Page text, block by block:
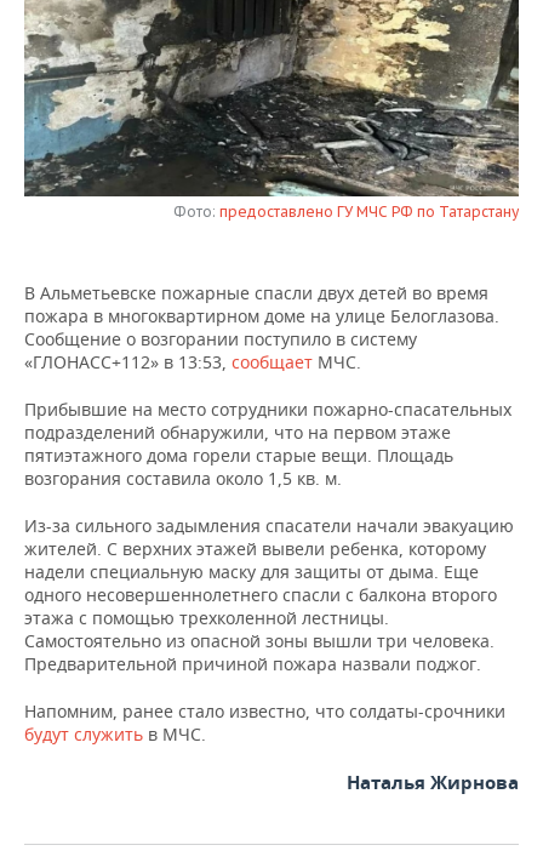
НЕФТЕХИМИЯ
НЕФТЬ
ОПК
ЭНЕРГЕТИКА
РОЗНИЧНАЯ ТОРГОВЛЯ
ТРАНСПОРТ
УСЛУГИ
НОВОСТИ ТЕХНОЛОГИЙ
IT
МЕДИА
ТЕЛЕКОММУНИКАЦИИ
МЕРОПРИЯТИЯ
НОВОСТИ МЕРОПРИЯТИЙ
ВЫЕЗДНАЯ РЕДАКЦИЯ
БИЗНЕС-БРАНЧИ
ОТКРЫТАЯ ЛЕКЦИЯ
СПОРТ
НОВОСТИ СПОРТА
БАСКЕТБОЛ
КИБЕРСПОРТ
ФИГУРНОЕ КАТАНИЕ
ВОДНЫЕ ВИДЫ СПОРТА
ХОККЕЙ С МЯЧОМ
ОБЩЕСТВО
НОВОСТИ ОБЩЕСТВА
ИНФРАСТРУКТУРА
КУЛЬТУРА
МЕДИЦИНА
ОБРАЗОВАНИЕ
ПРОИСШЕСТВИЯ
СПРАВОЧНИК
СПИСОК КОМПАНИЙ
Фото: предоставлено ГУ МЧС РФ по Татарстану
В Альметьевске пожарные спасли двух детей во время
пожара в многоквартирном доме на улице Белоглазова.
Сообщение о возгорании поступило в систему
«ГЛОНАСС+112» в 13:53, сообщает МЧС.
Прибывшие на место сотрудники пожарно-спасательных
подразделений обнаружили, что на первом этаже
пятиэтажного дома горели старые вещи. Площадь
возгорания составила около 1,5 кв. м.
Из-за сильного задымления спасатели начали эвакуацию
жителей. С верхних этажей вывели ребенка, которому
надели специальную маску для защиты от дыма. Еще
одного несовершеннолетнего спасли с балкона второго
этажа с помощью трехколенной лестницы.
Самостоятельно из опасной зоны вышли три человека.
Предварительной причиной пожара назвали поджог.
Напомним, ранее стало известно, что солдаты-срочники
будут служить в МЧС.
Наталья Жирнова